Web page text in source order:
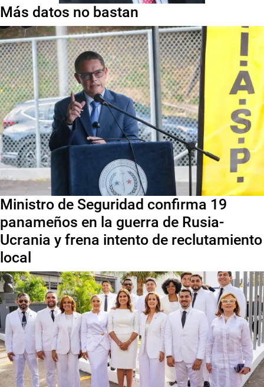
Más datos no bastan
Ministro de Seguridad confirma 19
panameños en la guerra de Rusia-
Ucrania y frena intento de reclutamiento
local